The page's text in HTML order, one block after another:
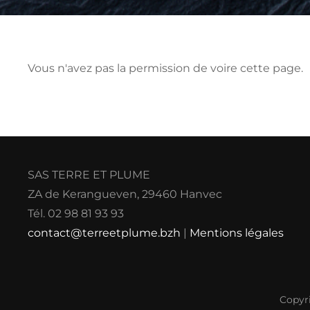
Vous n'avez pas la permission de voire cette page.
SAS TERRE ET PLUME
ZA de Kerangueven, 29460 Hanvec
Tél. 02 98 81 93 93
contact@terreetplume.bzh | Mentions légales